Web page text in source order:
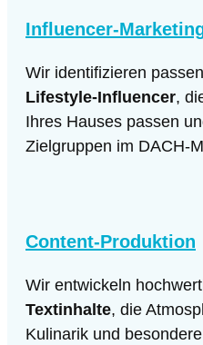
Influencer-
Wir identifizieren
Lifestyle-Influencer,
Ihres Hauses passen
Zielgruppen im DACH-
Content-Produktion
Wir entwickeln
Textinhalte, die
Kulinarik und